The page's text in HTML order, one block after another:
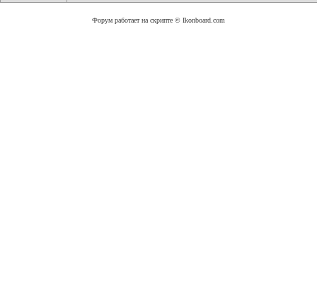
Форум работает на скрипте © Ikonboard.com